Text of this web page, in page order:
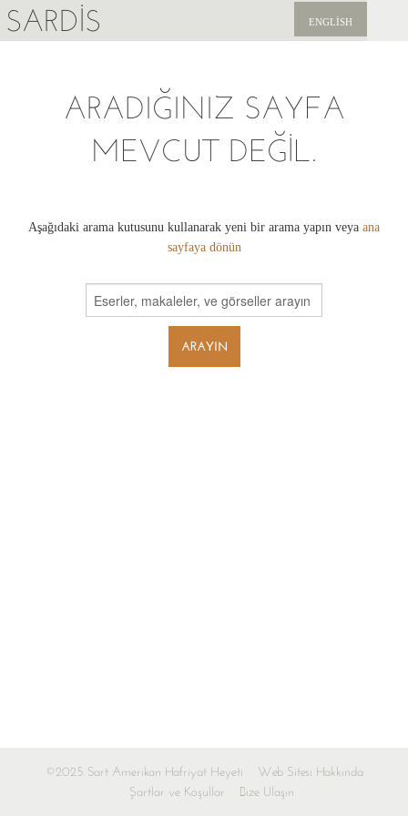
SARDIS ENGLISH
ARADIĞINIZ SAYFA
MEVCUT DEĞIL.
Aşağıdaki arama kutusunu kullanarak yeni bir arama yapın veya ana
sayfaya dönün
©2025 Sart Amerikan Hafriyat Heyeti
Web Sitesi Hakkında
Şartlar ve Koşullar
Bize Ulaşın